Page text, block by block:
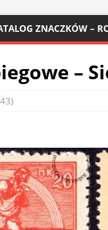
ZNACZKÓW –
–